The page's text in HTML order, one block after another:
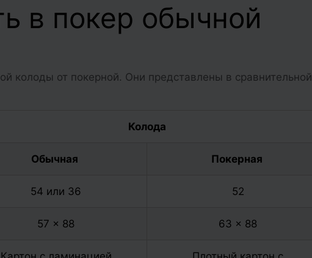
в покер обычной
колоды от покерной. Они представлены в сравнительной
Колода
Обычная Покерная
54 или 36 52
57 × 88 63 × 88